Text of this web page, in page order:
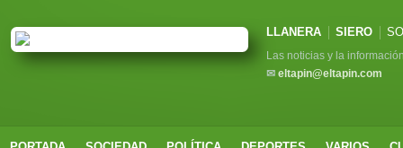
LLANERA SIERO
Las noticias y la
✉ eltapin@eltapin.com